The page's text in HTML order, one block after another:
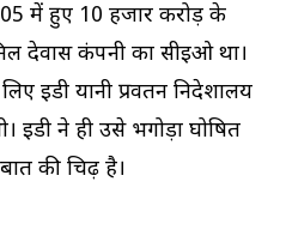
में हुए 10 हजार करोड़ के
देवास कंपनी का सीईओ था।
ईडी यानी प्रवर्तन निदेशालय
ईडी ने ही उसे भगोड़ा घोषित
की चिढ़ है।